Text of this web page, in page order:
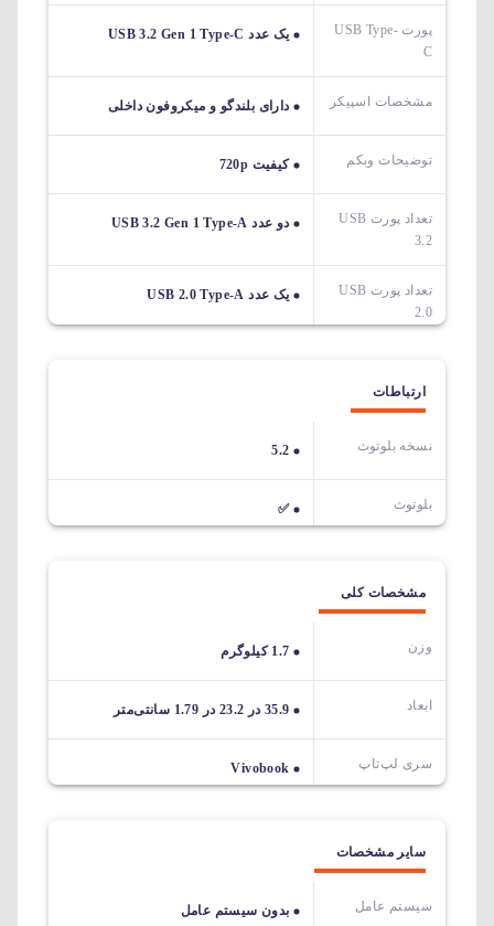
پورت USB Type-
C
یک عدد USB 3.2 Gen 1 Type-C
مشخصات اسپیکر دارای بلندگو و میکروفون داخلی
توضیحات وبکم کیفیت 720p
تعداد پورت USB
3.2
دو عدد USB 3.2 Gen 1 Type-A
تعداد پورت USB
2.0
یک عدد USB 2.0 Type-A
ارتباطات
نسخه بلوتوث 5.2
بلوتوث ✅
مشخصات کلی
وزن 1.7 کیلوگرم
ابعاد 35.9 در 23.2 در 1.79 سانتی‌متر
سری لپ‌تاپ Vivobook
سایر مشخصات
سیستم عامل بدون سیستم عامل